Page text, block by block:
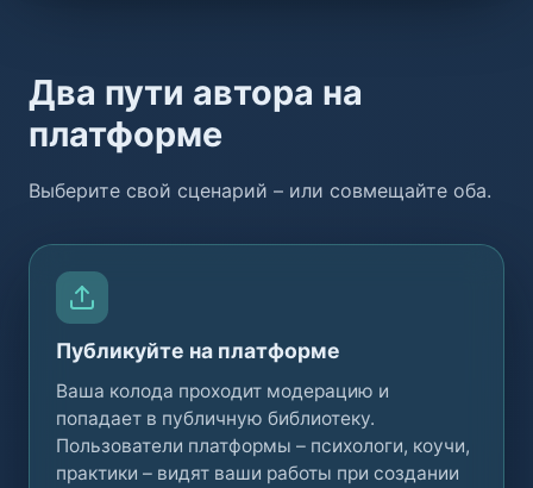
Два пути автора на
платформе
Выберите свой сценарий – или совмещайте оба.
Публикуйте на платформе
Ваша колода проходит модерацию и
попадает в публичную библиотеку.
Пользователи платформы – психологи, коучи,
практики – видят ваши работы при создании